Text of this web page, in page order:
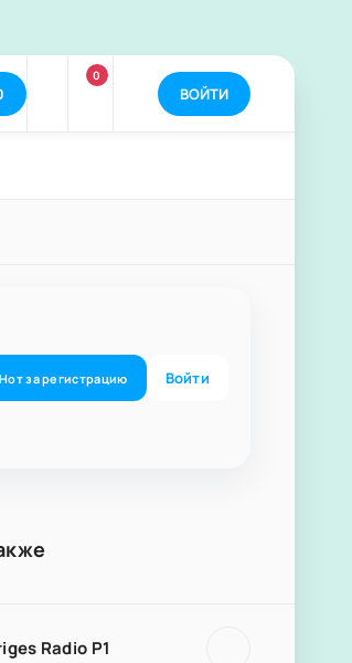
0
ВОЙТИ
Нотза регистрацию Войти
Radio P1